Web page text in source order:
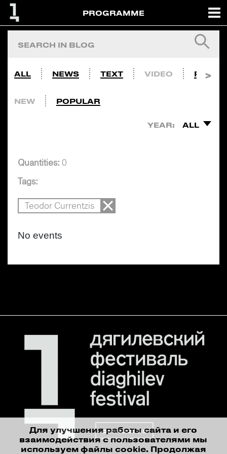
PROGRAMME
ALL NEWS TEXT VIDEO PHOTO
NEW POPULAR
YEAR: ALL
Quantities: 0
Tags:
Teodor Currentzis
No events
contact us
Для улучшения работы сайта и его
взаимодействия с пользователями мы
используем файлы cookie. Продолжая